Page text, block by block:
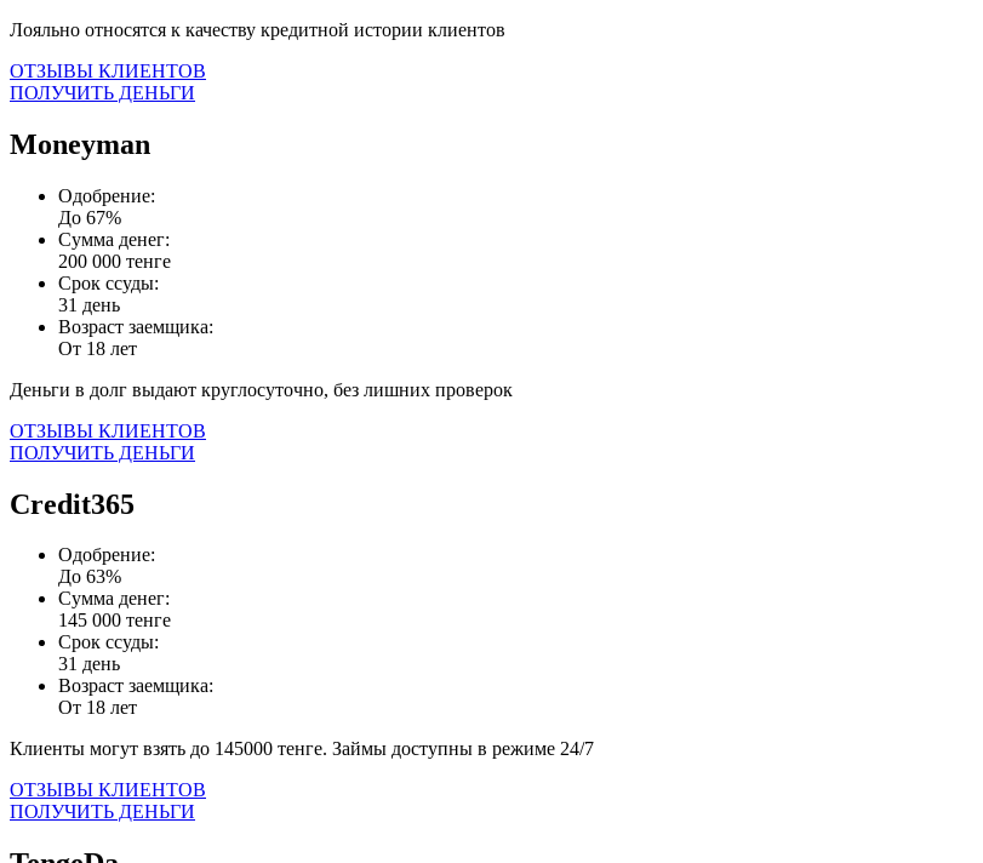
Лояльно относятся к качеству кредитной истории клиентов
ОТЗЫВЫ КЛИЕНТОВ
ПОЛУЧИТЬ ДЕНЬГИ
Moneyman
Одобрение:
До 67%
Сумма денег:
200 000 тенге
Срок ссуды:
31 день
Возраст заемщика:
От 18 лет
Деньги в долг выдают круглосуточно, без лишних проверок
ОТЗЫВЫ КЛИЕНТОВ
ПОЛУЧИТЬ ДЕНЬГИ
Credit365
Одобрение:
До 63%
Сумма денег:
145 000 тенге
Срок ссуды:
31 день
Возраст заемщика:
От 18 лет
Клиенты могут взять до 145000 тенге. Займы доступны в режиме 24/7
ОТЗЫВЫ КЛИЕНТОВ
ПОЛУЧИТЬ ДЕНЬГИ